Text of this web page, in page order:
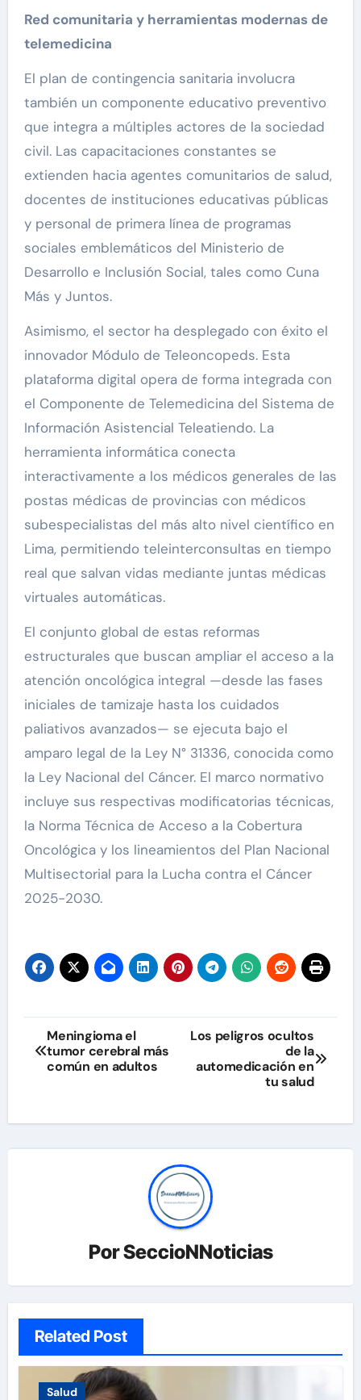
Red comunitaria y herramientas modernas de
telemedicina
El plan de contingencia sanitaria involucra
también un componente educativo preventivo
que integra a múltiples actores de la sociedad
civil. Las capacitaciones constantes se
extienden hacia agentes comunitarios de salud,
docentes de instituciones educativas públicas
y personal de primera línea de programas
sociales emblemáticos del Ministerio de
Desarrollo e Inclusión Social, tales como Cuna
Más y Juntos.
Asimismo, el sector ha desplegado con éxito el
innovador Módulo de Teleoncopeds. Esta
plataforma digital opera de forma integrada con
el Componente de Telemedicina del Sistema de
Información Asistencial Teleatiendo. La
herramienta informática conecta
interactivamente a los médicos generales de las
postas médicas de provincias con médicos
subespecialistas del más alto nivel científico en
Lima, permitiendo teleinterconsultas en tiempo
real que salvan vidas mediante juntas médicas
virtuales automáticas.
El conjunto global de estas reformas
estructurales que buscan ampliar el acceso a la
atención oncológica integral —desde las fases
iniciales de tamizaje hasta los cuidados
paliativos avanzados— se ejecuta bajo el
amparo legal de la Ley N° 31336, conocida como
la Ley Nacional del Cáncer. El marco normativo
incluye sus respectivas modificatorias técnicas,
la Norma Técnica de Acceso a la Cobertura
Oncológica y los lineamientos del Plan Nacional
Multisectorial para la Lucha contra el Cáncer
2025-2030.
Navegación
de
Meningioma el
tumor cerebral más
común en adultos
Los peligros ocultos
de la
automedicación en
tu salud
PorSeccioNNoticias
Related Post
Salud